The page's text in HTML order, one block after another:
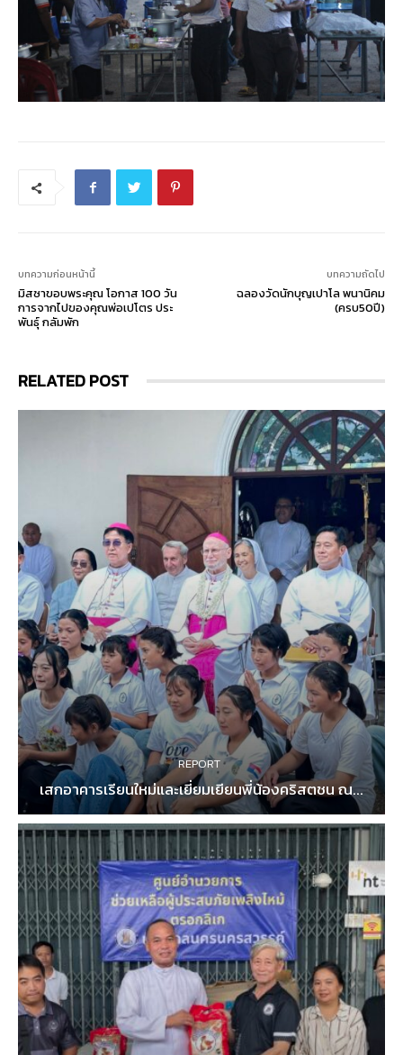
บทความก่อนหน้านี้
มิสซาขอบพระคุณ โอกาส 100 วัน
การจากไปของคุณพ่อเปโตร ประ
พันธุ์ กลัมพัก
บทความถัดไป
ฉลองวัดนักบุญเปาโล พนานิคม
(ครบ50ปี)
RELATED POST
REPORT
เสกอาคารเรียนใหม่และเยี่ยมเยียนพี่น้องคริสตชน ณ...